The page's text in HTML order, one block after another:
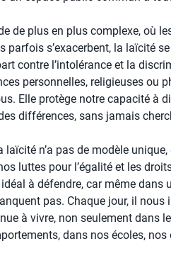
de plus en plus complexe, où
parfois s’exacerbent, la laïcité
contre l’intolérance et la
personnelles, religieuses ou
Elle protège notre capacité à
différences, sans jamais
laïcité n’a pas de modèle
luttes pour l’égalité et les
à défendre, car même dans
pas. Chaque jour, il nous
à vivre, non seulement dans
dans nos écoles,